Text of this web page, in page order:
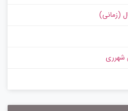
(زمانی)
شهرری